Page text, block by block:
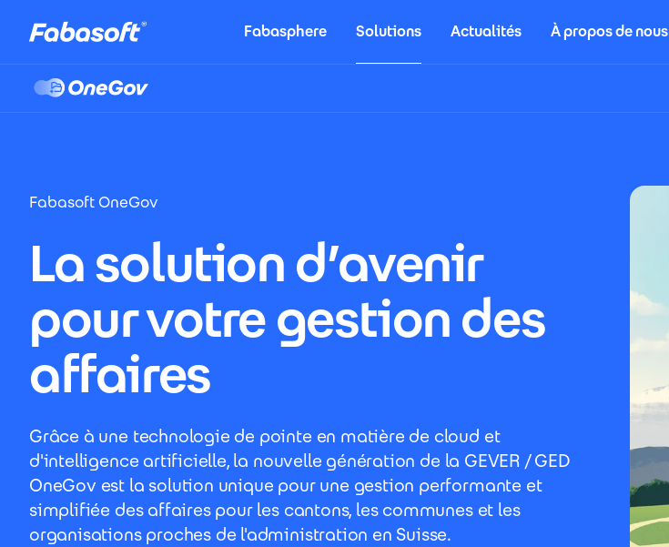
Fabasphere
Solutions Actualités À propos de nous
OneGov
Fabasoft OneGov
La solution d’avenir
pour votre gestion des
affaires
Grâce à une technologie de pointe en matière de cloud et
d'intelligence artificielle, la nouvelle génération de la GEVER / GED
OneGov est la solution unique pour une gestion performante et
simplifiée des affaires pour les cantons, les communes et les
organisations proches de l'administration en Suisse.